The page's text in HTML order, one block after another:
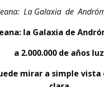
La Galaxia de
la Galaxia de
a 2.000.000 de años
mirar a simple vista